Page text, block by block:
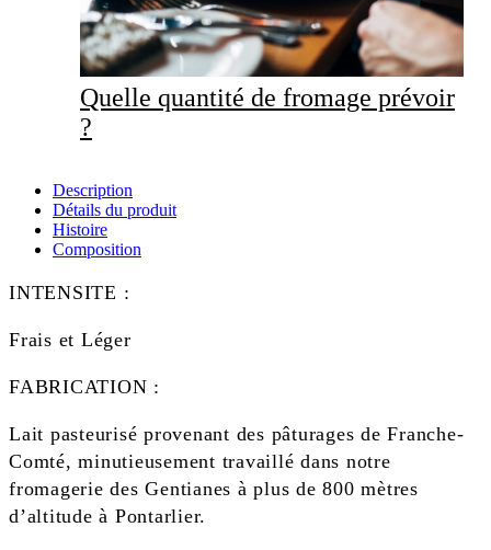
Quelle quantité de fromage prévoir
?
Description
Détails du produit
Histoire
Composition
INTENSITE :
Frais et Léger
FABRICATION :
Lait pasteurisé provenant des pâturages de Franche-
Comté, minutieusement travaillé dans notre
fromagerie des Gentianes à plus de 800 mètres
d’altitude à Pontarlier.